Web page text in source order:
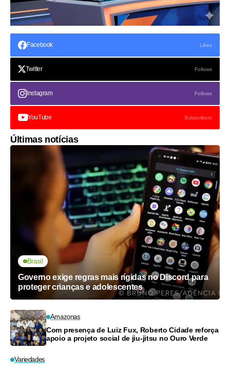
Facebook Likes
Twitter Follows
Instagram Follows
YouTube Subscribers
Últimas notícias
Brasil
Governo exige regras mais rígidas no Discord para
proteger crianças e adolescentes
Amazonas
Com presença de Luiz Fux, Roberto Cidade reforça
apoio a projeto social de jiu-jitsu no Ouro Verde
Variedades